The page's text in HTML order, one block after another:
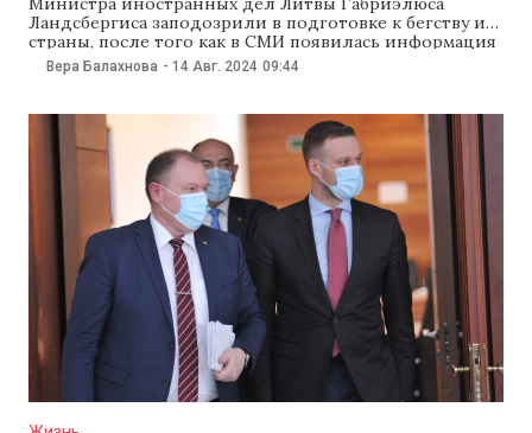
Ландсбергиса заподозрили в подготовке к бегству из
страны, после того как в СМИ появилась информация
о том, что его жена Аустея Ландсбергиене купила дом
на греческом острове Эгина. Оппозиционные группы
Ландсбергиса на слушания. Как сообщает
«Европейская правда», на прошлой неделе
Вера Балахнова - 14 Авг. 2024 09:44